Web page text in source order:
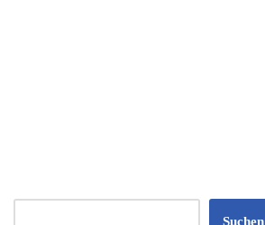
Suchen